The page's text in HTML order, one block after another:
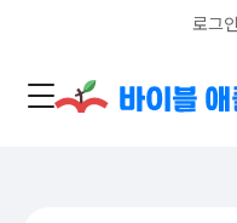
로그인